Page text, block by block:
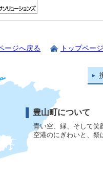
ージへ戻る トップペー
豊山町について
青い空、緑、そして笑
空港のにぎわいと、祭